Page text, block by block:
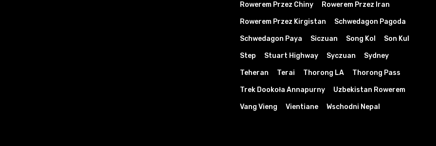
Rowerem Przez Chiny Rowerem Przez Iran
Rowerem Przez Kirgistan Schwedagon Pagoda
Schwedagon Paya Siczuan Song Kol Son Kul
Step Stuart Highway Syczuan Sydney
Teheran Terai Thorong LA Thorong Pass
Trek Dookoła Annapurny Uzbekistan Rowerem
Vang Vieng Vientiane Wschodni Nepal